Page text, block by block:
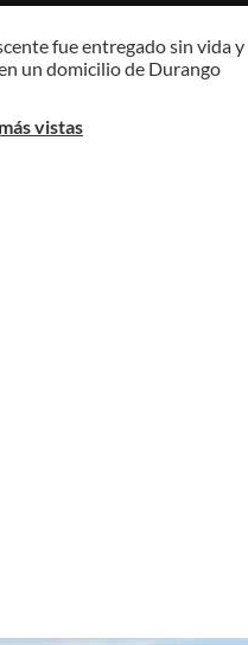
fue entregado sin vida
un domicilio de Durango
más vistas